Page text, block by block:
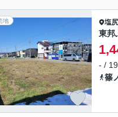
地 塩
東邦
- /
篠